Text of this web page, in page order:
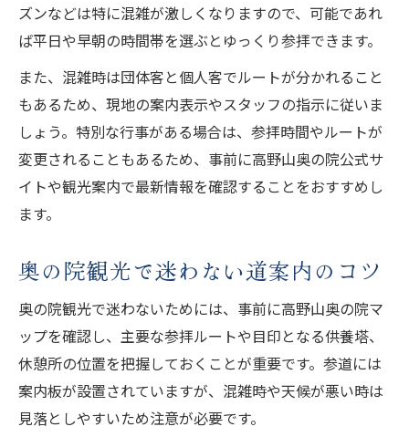
ズンなどは特に混雑が激しくなりますので、可能であれ
ば平日や早朝の時間帯を選ぶとゆっくり参拝できます。
また、混雑時は団体客と個人客でルートが分かれること
もあるため、現地の案内表示やスタッフの指示に従いま
しょう。特別な行事がある場合は、参拝時間やルートが
変更されることもあるため、事前に高野山奥の院公式サ
イトや観光案内で最新情報を確認することをおすすめし
ます。
奥の院観光で迷わない道案内のコツ
奥の院観光で迷わないためには、事前に高野山奥の院マ
ップを確認し、主要な参拝ルートや目印となる供養塔、
休憩所の位置を把握しておくことが重要です。参道には
案内板が設置されていますが、混雑時や天候が悪い時は
見落としやすいため注意が必要です。